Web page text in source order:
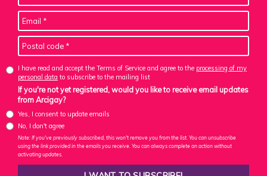
I have read and accept the Terms of Service and agree to the processing of my
personal data to subscribe to the mailing list
If you're not yet registered, would you like to receive email updates
from Arcigay?
Yes, I consent to update emails
No, I don't agree
Note: If you've previously subscribed, this won't remove you from the list. You can unsubscribe
using the link provided in the emails you receive. You can always complete an action without
activating updates.